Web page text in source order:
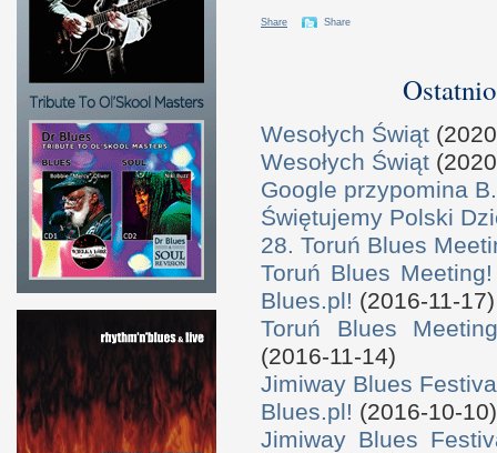
Share Share
Wesołych Świąt
Wesołych Świąt
Google przypomina
Świętujemy Polski
28. Toruń Blues
Toruń Blues
Blues.pl! (2016-11-17)
Toruń Blues
(2016-11-14)
Jimiway Blues
Blues.pl! (2016-10-10)
Jimiway Blues